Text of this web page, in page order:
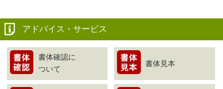
アドバイス・サービス
書体確認に
ついて
書体見本